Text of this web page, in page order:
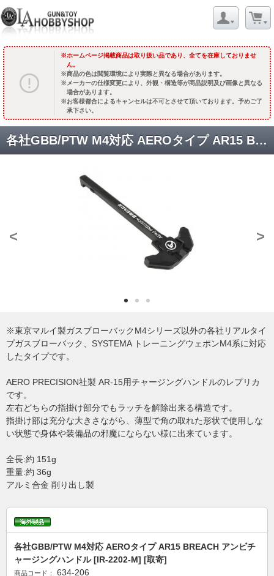
ホームページ掲載商品は取り扱い品であり、全てを在庫しておりませ
ん。
商品の色は閲覧環境により実際と異なる場合があります。
メーカーの仕様変更により、外観・構造等が商品説明及び画像と異なる
場合があります。
お客様都合によるキャンセルは不可とさせて頂いております。予めご了
承下さい。
各社GBB/PTW M4対応 AEROタイプ AR15 BREACH アンビチャージングハンドル [IR-2202-M] [取寄]
< >
※東京マルイ製ガスブローバックM4シリーズ以外の各社リアルタイ
プガスブローバック、SYSTEMA トレーニングウェポンM4系に対応
したタイプです。
AERO PRECISION社製 AR-15用チャージングハンドルのレプリカ
です。
左右どちらの指掛け部分でもラッチを解除出来る構造です。
指掛け部は充分な大きさながら、薄型で角の取れた形状で使用しな
い状態で身体や装備品の邪魔にならない様に出来ています。
全長:約 151g
重量:約 36g
アルミ合金 削り出し製
各社GBB/PTW M4対応 AEROタイプ AR15 BREACH アンビチ
ャージングハンドル [IR-2202-M] [取寄]
商品コード： 634-206